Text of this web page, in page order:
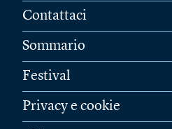
Contattaci
Sommario
Festival
Privacy e cookie